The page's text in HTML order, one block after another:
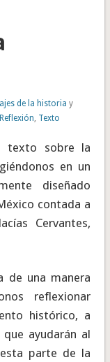
de la historia y
Reflexión, Texto
texto sobre la
en un
diseñado
contada a
Cervantes,
de una manera
reflexionar
histórico, a
ayudarán al
parte de la